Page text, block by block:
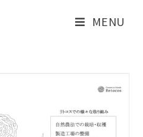
MENU